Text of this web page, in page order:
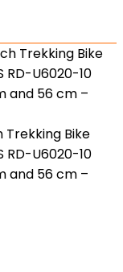
Trekking Bike
RD-U6020-10
and 56 cm –